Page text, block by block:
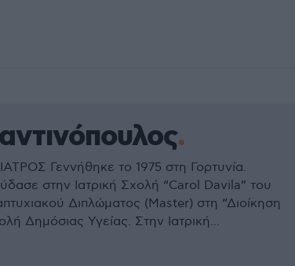
Γεννήθηκε το 1975 στη Γορτυνία.
στην Ιατρική Σχολή “Carol Davila” του
Διπλώματος (Master) στη “Διοίκηση
Δημόσιας Υγείας. Στην Ιατρική...